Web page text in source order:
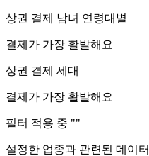
상권 결제 남녀 연령대별
결제가 가장 활발해요
상권 결제 세대
결제가 가장 활발해요
필터 적용 중 ""
설정한 업종과 관련된 데이